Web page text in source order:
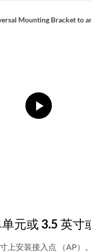
Mounting Bracket to
元或 3.5 英寸
上安装接入点 （AP）